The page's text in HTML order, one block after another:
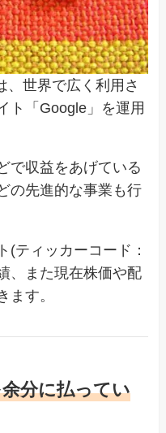
、世界で広く利用さ
ト「Google」を運用
で収益をあげている
の先進的な事業も行
(ティッカーコード：
、また現在株価や配
ます。
分に払ってい